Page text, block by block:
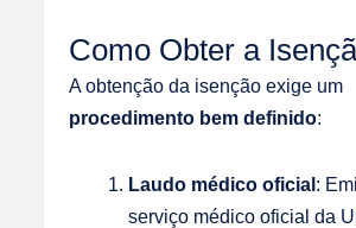
Como Obter a
A obtenção da isenção exige um
procedimento bem definido:
Laudo médico oficial:
serviço médico oficial da